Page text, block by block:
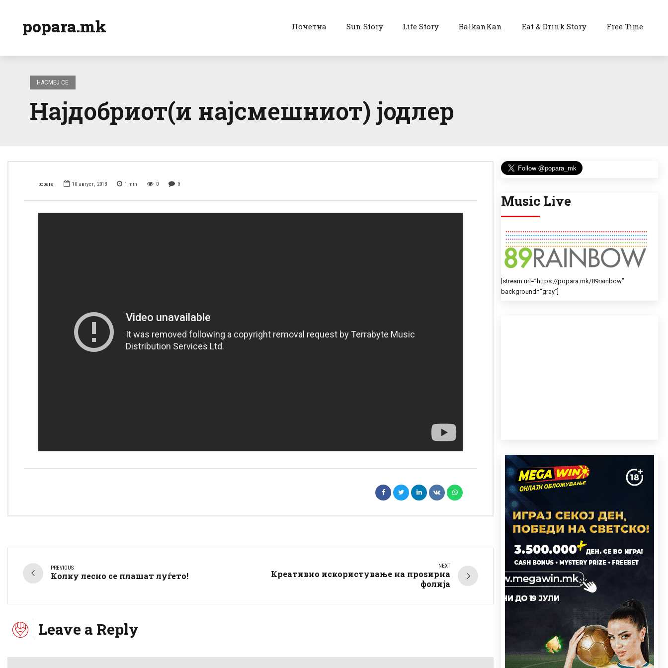
popara.mk Почетна Sun Story Life Story BalkanKan Eat & Drink Story Free Time
НАСМЕЈ СЕ
Најдобриот(и најсмешниот) јодлер
popara 10 август, 2013 1 min 0 0
PREVIOUS
Колку лесно се плашат луѓето!
NEXT
Креативно искористување на проѕирна
фолија
Leave a Reply
Music Live
[stream url=”https://popara.mk/89rainbow”
background=”gray”]